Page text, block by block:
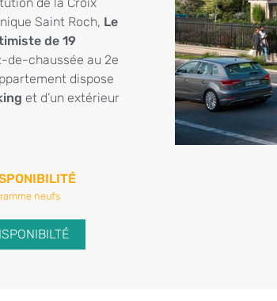
Saint Roch, Le
de 19
de-chaussée au 2e
dispose
et d’un extérieur
neufs